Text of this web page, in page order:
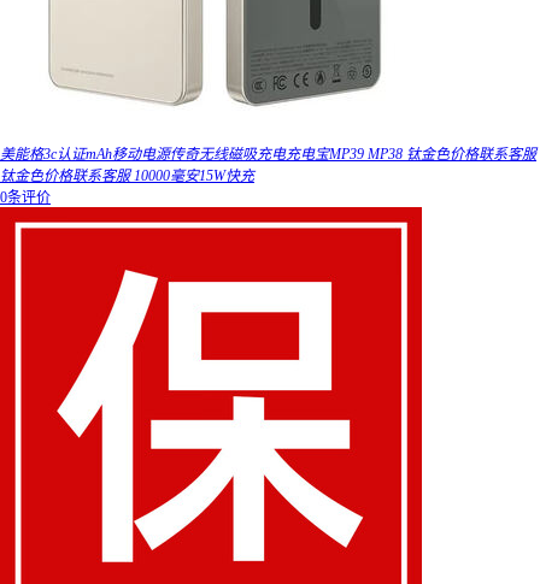
美能格3c认证mAh移动电源传奇无线磁吸充电充电宝MP39 MP38 钛金色价格联系客服
钛金色价格联系客服 10000毫安15W快充
0条评价